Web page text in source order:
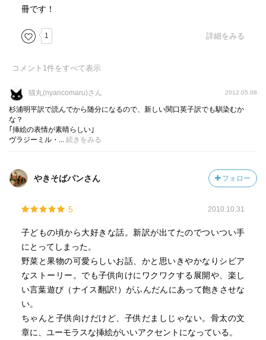
これを伊→日で引くと、
porro→ポロネギ（地中海原産のネギ）が出てきた。「erba
それで「ポロネギ」を別の辞書で引いてみると、「→リー
リーキ（leek）→ユリ科の二年生葉菜。ヨーロッパで古くか
ら栽培され、日本には明治以降に導入。洋冬葱と称し、葉
鞘部を軟白して食用とする。ニラネギ。ポロネギ。
ニラネギ！
吉どん」＝「ネギモト・ネギゾーだんな」は、なんと表記
されているのだろう？？
「ニラ山ニラ吉どん（旧版）」と「ネギモト・ネギゾーだ
んな（新版）」のような例は、他にもいくつかあって、著
者が改訂版でもしや野菜を変えたのか（？）、まるで違う
野菜になってるのもある。私が気づいたのは、
冊です！
1 詳細をみる
コメント 1件をすべて表示
猫丸(nyancomaru)さん 2012.05.08
杉浦明平訳で読んでから随分になるので、新しい関口英子訳でも馴染むか
な？
｢挿絵の表情が素晴らしい｣
ヴラジーミル・... 続きをみる
やきそばパンさん フォロー
5 2010.10.31
子どもの頃から大好きな話。新訳が出てたのでついつい手
にとってしまった。
野菜と果物の可愛らしいお話、かと思いきやかなりシビア
なストーリー。でも子供向けにワクワクする展開や、楽し
い言葉遊び（ナイス翻訳!）がふんだんにあって飽きさせな
い。
ちゃんと子供向けだけど、子供だましじゃない。骨太の文
章に、ユーモラスな挿絵がいいアクセントになっている。